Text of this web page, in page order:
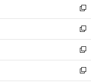
で
開
く
ド
ウ
で
開
く
ィ
ン
ド
ウ
で
開
く
い
ウ
ィ
ン
ド
ウ
で
開
新
し
い
ウ
ィ
ン
ド
ウ
新
し
い
ウ
ィ
ン
新
し
い
ウ
新